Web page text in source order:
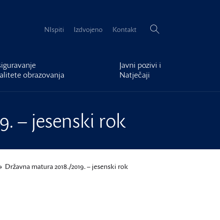
NIspiti Izdvojeno Kontakt Pretraži:
obrazovanja
Javni pozivi i
Natječaji
– jesenski rok
Državna matura 2018./2019. – jesenski rok